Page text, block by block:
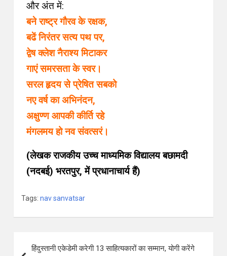
और अंत में:
बने राष्ट्र गौरव के रक्षक,
बढें निरंतर सत्य पथ पर,
द्वेष क्लेश नैराश्य मिटाकर
गाएं समरसता के स्वर।
सरल हृदय से प्रेषित सबको
नए वर्ष का अभिनंदन,
अक्षुण्ण आपकी कीर्ति रहे
मंगलमय हो नव संवत्सरं।
(लेखक राजकीय उच्च माध्यमिक विद्यालयबछामदी
(नदबई) भरतपुर, में प्रधानाचार्य हैं)
Tags: nav sanvatsar
हिंदुस्तानी एकेडेमी करेगी 13 साहित्यकारों का सम्मान, योगी करेंगे